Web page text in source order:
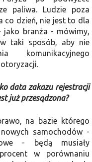
paliwa. Ludzie poza
co dzień, nie jest to dla
jako branża - mówimy,
taki sposób, aby nie
komunikacyjnego
data zakazu rejestracji
już przesądzona?
na bazie którego
samochodów -
- będą musiały
w porównaniu